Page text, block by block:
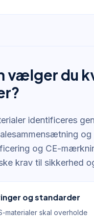
vælger du
identificeres
og CE-
krav til sikkerhed
og standarder
materialer skal overholde